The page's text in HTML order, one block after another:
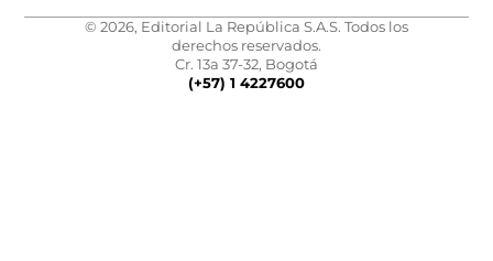
© 2026, Editorial La República S.A.S. Todos los
derechos reservados.
Cr. 13a 37-32, Bogotá
(+57) 1 4227600